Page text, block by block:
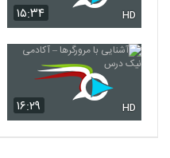
۱۵:۳۴ HD
۱۶:۲۹ HD